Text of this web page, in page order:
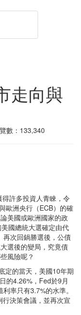
走向與
數：133,340
許多投資人青睞，令
歐洲央行（ECB）的確
美國或歐洲國家的政
國總統大選確定由代
再次回鍋勝選後，公債
選後的變局，究竟債
風險呢？
定的當天，美國10年期
的4.26%，Fed於9月
率只有3.7%的水準。
決策會議，並再次宣